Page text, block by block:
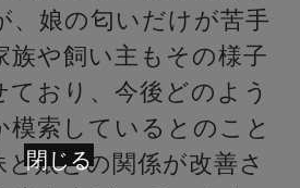
、娘の匂いだけが苦手
族や飼い主もその様子
ており、今後どのよう
模索しているとのこと
娘との関係が改善さ
閉じる